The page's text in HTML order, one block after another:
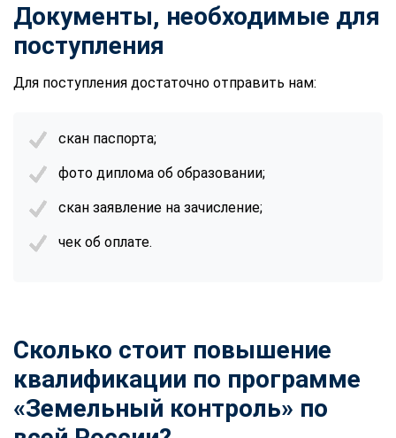
Документы, необходимые для
поступления
Для поступления достаточно отправить нам:
скан паспорта;
фото диплома об образовании;
скан заявление на зачисление;
чек об оплате.
Сколько стоит повышение
квалификации по программе
«Земельный контроль» по